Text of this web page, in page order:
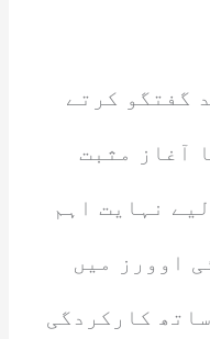
گفتگو کرتے
آغاز مثبت
نہایت اہم
اوورز میں
کارکردگی